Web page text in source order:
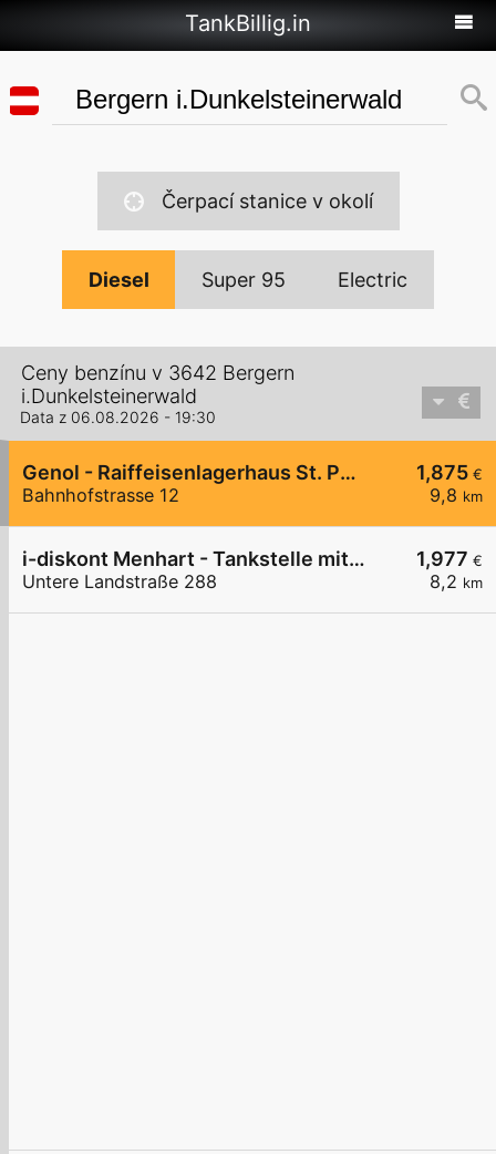
TankBillig.in
Čerpací stanice v okolí
Diesel Super 95 Electric
Ceny benzínu v 3642 Bergern
i.Dunkelsteinerwald
Data z 06.08.2026 - 19:30
1,875 €
9,8 km
Genol - Raiffeisenlagerhaus St. Pölten
Bahnhofstrasse 12
1,977 €
8,2 km
i-diskont Menhart - Tankstelle mit Bedienung
Untere Landstraße 288